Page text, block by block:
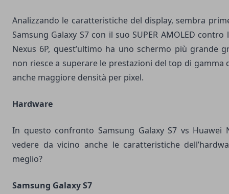
Analizzando le caratteristiche del display, sembra
Samsung Galaxy S7 con il suo SUPER AMOLED contro
Nexus 6P, quest’ultimo ha uno schermo più grande
non riesce a superare le prestazioni del top di gamma
anche maggiore densità per pixel.
Hardware
In questo confronto Samsung Galaxy S7 vs Huawei
vedere da vicino anche le caratteristiche
meglio?
Samsung Galaxy S7